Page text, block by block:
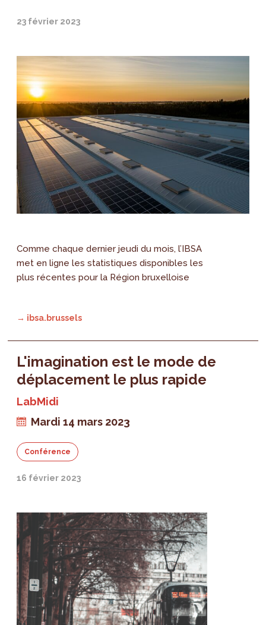
23 février 2023
Comme chaque dernier jeudi du mois, l’IBSA
met en ligne les statistiques disponibles les
plus récentes pour la Région bruxelloise
→ ibsa.brussels
L'imagination est le mode de
déplacement le plus rapide
LabMidi
Mardi 14 mars 2023
Conférence
16 février 2023